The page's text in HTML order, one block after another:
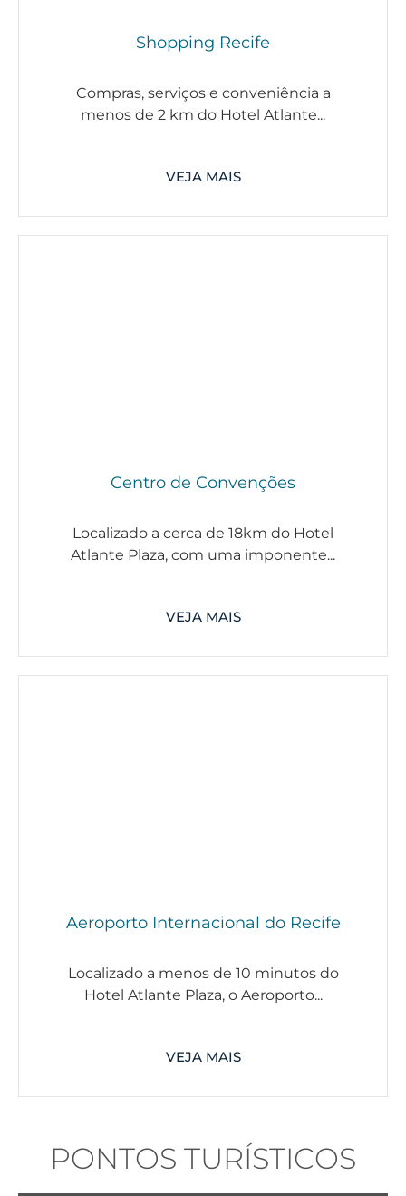
Shopping Recife
Compras, serviços e conveniência a
menos de 2 km do Hotel Atlante...
VEJA MAIS
Centro de Convenções
Localizado a cerca de 18km do Hotel
Atlante Plaza, com uma imponente...
VEJA MAIS
Aeroporto Internacional do Recife
Localizado a menos de 10 minutos do
Hotel Atlante Plaza, o Aeroporto...
VEJA MAIS
PONTOS TURÍSTICOS